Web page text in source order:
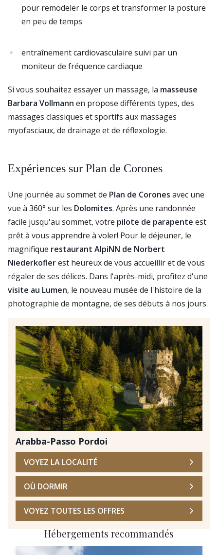
pour remodeler le corps et transformer la posture
en peu de temps
entraînement cardiovasculaire suivi par un
moniteur de fréquence cardiaque
Si vous souhaitez essayer un massage, la masseuse
Barbara Vollmann en propose différents types, des
massages classiques et sportifs aux massages
myofasciaux, de drainage et de réflexologie.
Expériences sur Plan de Corones
Une journée au sommet de Plan de Corones avec une
vue à 360° sur les Dolomites. Après une randonnée
facile jusqu'au sommet, votre pilote de parapente est
prêt à vous apprendre à voler! Pour le déjeuner, le
magnifique restaurant AlpiNN de Norbert
Niederkoflerest heureux de vous accueillir et de vous
régaler de ses délices. Dans l'après-midi, profitez d'une
visite au Lumen, le nouveau musée de l'histoire de la
photographie de montagne, de ses débuts à nos jours.
Arabba-Passo Pordoi
VOYEZ LA LOCALITÉ
OÙ DORMIR
VOYEZ TOUTES LES OFFRES
Hébergements recommandés